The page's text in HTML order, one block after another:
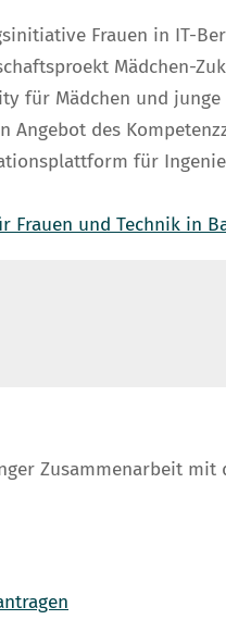
Frauen in IT-
Mädchen-
für Mädchen und junge
Angebot des
für
Frauen und Technik in
Zusammenarbeit